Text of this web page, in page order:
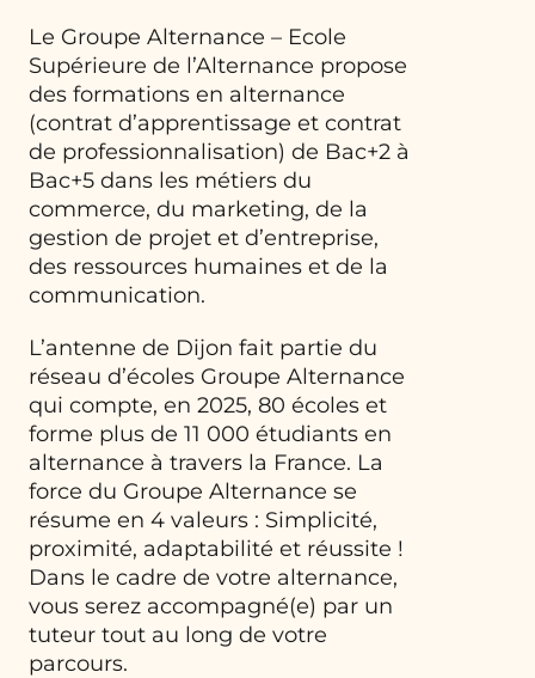
Le Groupe Alternance – Ecole
Supérieure de l’Alternance propose
des formations en alternance
(contrat d’apprentissage et contrat
de professionnalisation) de Bac+2 à
Bac+5 dans les métiers du
commerce, du marketing, de la
gestion de projet et d’entreprise,
des ressources humaines et de la
communication.
L’antenne de Dijon fait partie du
réseau d’écoles Groupe Alternance
qui compte, en 2025, 80 écoles et
forme plus de 11 000 étudiants en
alternance à travers la France. La
force du Groupe Alternance se
résume en 4 valeurs : Simplicité,
proximité, adaptabilité et réussite !
Dans le cadre de votre alternance,
vous serez accompagné(e) par un
tuteur tout au long de votre
parcours.